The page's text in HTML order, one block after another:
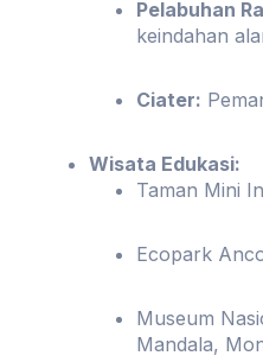
Pelabuhan
keindahan
Ciater:
Wisata Edukasi:
Taman Mini
Ecopark
Museum
Mandala,